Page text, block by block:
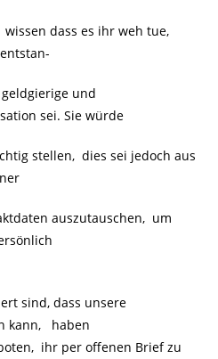
dass es ihr weh tue,
und
sei. Sie würde
stellen, dies sei jedoch aus
auszutauschen, um
sind, dass unsere
kann, haben
ihr per offenen Brief zu